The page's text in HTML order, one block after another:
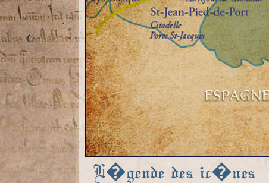
L�gende des ic�nes